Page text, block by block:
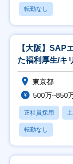
転勤なし
【大阪】SAP
た福利厚生/キ
東京都
500万~850
正社員採用
転勤なし